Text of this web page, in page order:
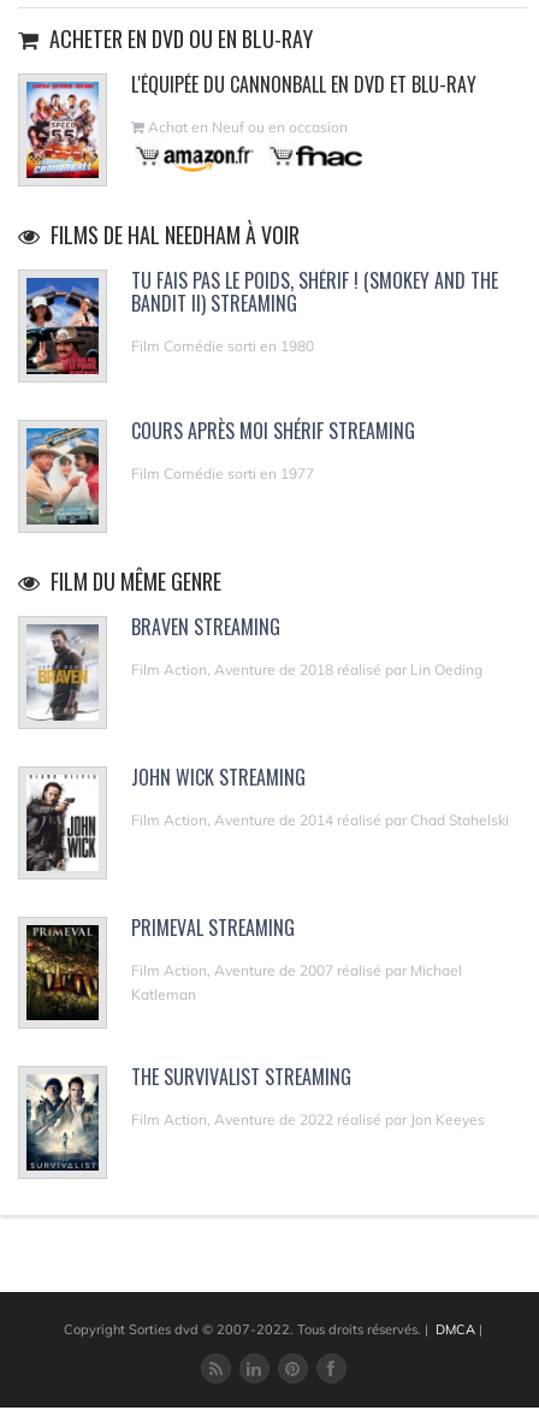
ACHETER EN DVD OU EN BLU-RAY
L'ÉQUIPÉE DU CANNONBALL EN DVD ET BLU-RAY
Achat en Neuf ou en occasion
FILMS DE HAL NEEDHAM À VOIR
TU FAIS PAS LE POIDS, SHÉRIF ! (SMOKEY AND THE
BANDIT II) STREAMING
Film Comédie sorti en 1980
COURS APRÈS MOI SHÉRIF STREAMING
Film Comédie sorti en 1977
FILM DU MÊME GENRE
BRAVEN STREAMING
Film Action, Aventure de 2018 réalisé par Lin Oeding
JOHN WICK STREAMING
Film Action, Aventure de 2014 réalisé par Chad Stahelski
PRIMEVAL STREAMING
Film Action, Aventure de 2007 réalisé par Michael
Katleman
THE SURVIVALIST STREAMING
Film Action, Aventure de 2022 réalisé par Jon Keeyes
Copyright Sorties dvd © 2007-2022. Tous droits réservés. | DMCA|